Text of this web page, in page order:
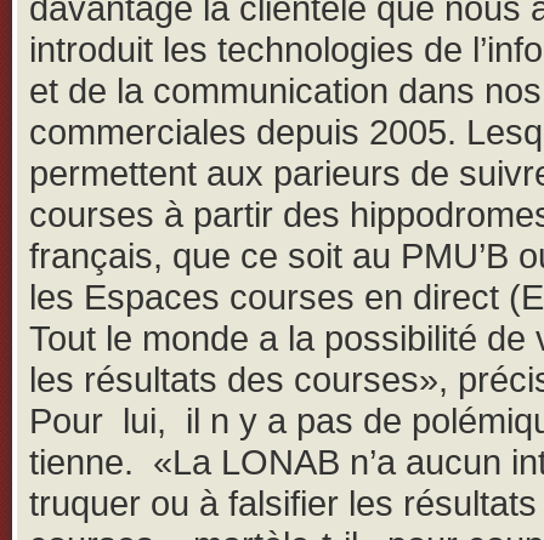
introduit les technologies de
et de la communication dans
commerciales depuis 2005.
permettent aux parieurs de
courses à partir des
français, que ce soit au PMU’B
les Espaces courses en direct
Tout le monde a la possibilité de
les résultats des courses»,
Pour lui, il n y a pas de
tienne. «La LONAB n’a aucun
truquer ou à falsifier les